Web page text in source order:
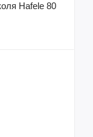
Hafele 80